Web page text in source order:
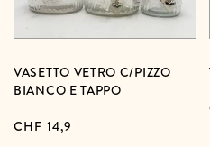
VASETTO VETRO C/PIZZO
BIANCO E TAPPO
CHF 14,9